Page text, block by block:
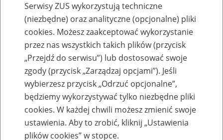
Emerytury
Baza zlikwidowanych lub
przekształconych zakładów pracy
Serwisy ZUS wykorzystują techniczne
(niezbędne) oraz analityczne (opcjonalne) pliki
cookies. Możesz zaakceptować wykorzystanie
przez nas wszystkich takich plików (przycisk
„Przejdź do serwisu”) lub dostosować swoje
zgody (przycisk „Zarządzaj opcjami”). Jeśli
wybierzesz przycisk „Odrzuć opcjonalne”,
będziemy wykorzystywać tylko niezbędne pliki
cookies. W każdej chwili możesz zmienić swoje
ustawienia. Aby to zrobić, kliknij „Ustawienia
plików cookies” w stopce.